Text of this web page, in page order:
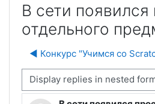
В сети
отдельного
◀︎ Конкурс "Учимся со
mode